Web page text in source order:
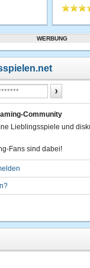
WERBUNG
Community
Lieblingsspiele und
Fans sind dabei!